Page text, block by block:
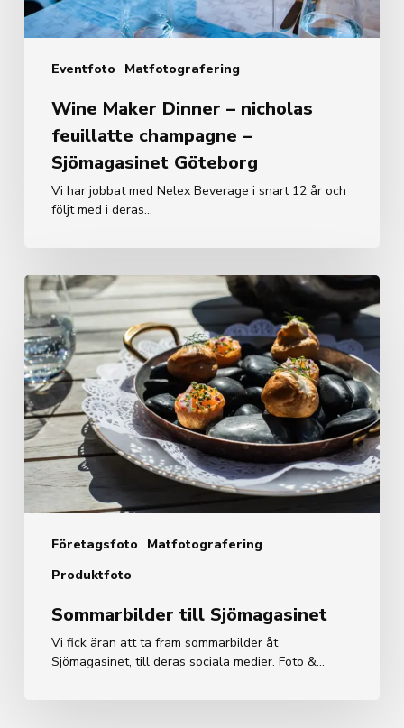
Eventfoto Matfotografering
Göteborg
Wine Maker Dinner – nicholas
feuillatte champagne –
Sjömagasinet Göteborg
Vi har jobbat med Nelex Beverage i snart 12 år och
följt med i deras…
Företagsfoto
Matfotografering
Produktfoto
Sommarbilder
till
Sjömagasinet
Sommarbilder till Sjömagasinet
Vi fick äran att ta fram sommarbilder åt
Sjömagasinet, till deras sociala medier. Foto &…